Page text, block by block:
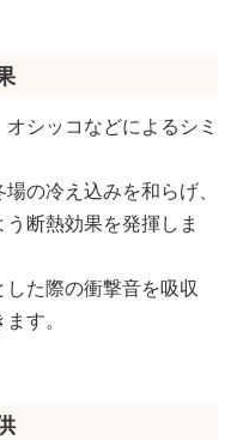
シッコなどによるシミ
の冷え込みを和らげ、
断熱効果を発揮しま
た際の衝撃音を吸収
す。